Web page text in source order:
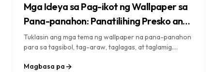
Mga Ideya sa Pag-ikot ng Wallpaper sa
Pana-panahon: Panatilihing Presko ang
Iyong Browser sa Buong Taon
Tuklasin ang mga tema ng wallpaper na pana-panahon
para sa tagsibol, tag-araw, taglagas, at taglamig.
estratehiya sa pag-ikot para mapanatiling inspirado
Magbasa pa